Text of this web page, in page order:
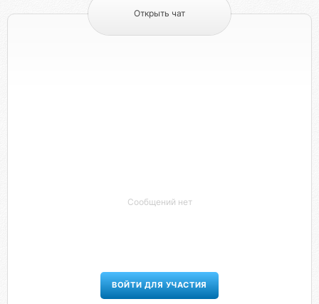
Открыть чат
Сообщений нет
ВОЙТИ ДЛЯ УЧАСТИЯ